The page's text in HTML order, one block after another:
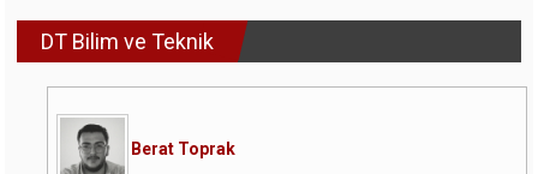
DT Bilim ve Teknik
Berat Toprak